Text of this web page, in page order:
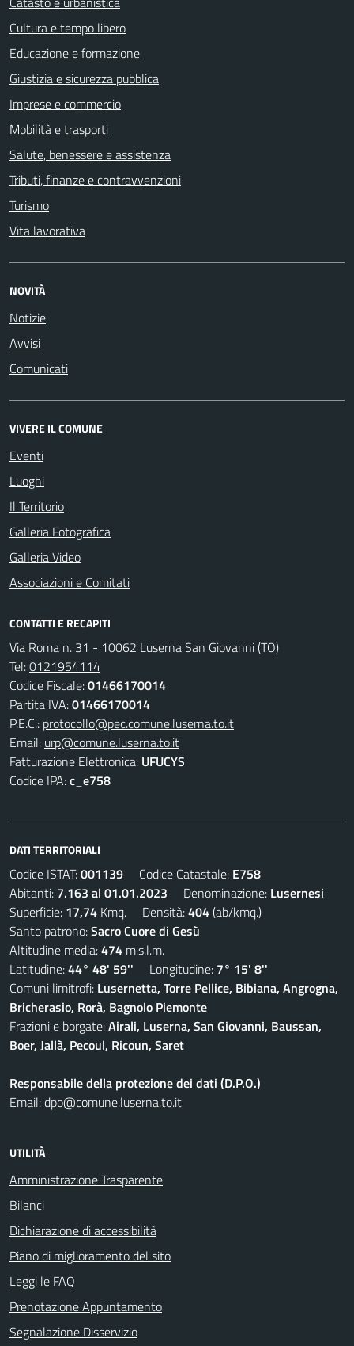
Cultura e tempo libero
Educazione e formazione
Giustizia e sicurezza pubblica
Imprese e commercio
Mobilità e trasporti
Salute, benessere e assistenza
Tributi, finanze e contravvenzioni
Turismo
Vita lavorativa
NOVITÀ
Notizie
Avvisi
Comunicati
VIVERE IL COMUNE
Eventi
Luoghi
Il Territorio
Galleria Fotografica
Galleria Video
Associazioni e Comitati
CONTATTI E RECAPITI
Via Roma n. 31 - 10062 Luserna San Giovanni (TO)
Tel:0121954114
Codice Fiscale:01466170014
Partita IVA:01466170014
P.E.C.: protocollo@pec.comune.luserna.to.it
Email: urp@comune.luserna.to.it
Fatturazione Elettronica: UFUCYS
Codice IPA:c_e758
DATI TERRITORIALI
Codice ISTAT:001139 Codice Catastale: E758
Abitanti: 7.163 al 01.01.2023 Denominazione: Lusernesi
Superficie: 17,74 Kmq. Densità:404(ab/kmq.)
Santo patrono:Sacro Cuore di Gesù
Altitudine media:474 m.s.l.m.
Latitudine:44° 48' 59'' Longitudine: 7° 15' 8''
Comuni limitrofi: Lusernetta, Torre Pellice, Bibiana, Angrogna,
Bricherasio, Rorà, Bagnolo Piemonte
Frazioni e borgate:Airali, Luserna, San Giovanni, Baussan,
Boer, Jallà, Pecoul, Ricoun, Saret
Responsabile della protezione dei dati (D.P.O.)
Email:dpo@comune.luserna.to.it
UTILITÀ
Amministrazione Trasparente
Bilanci
Dichiarazione di accessibilità
Piano di miglioramento del sito
Leggi le FAQ
Prenotazione Appuntamento
Segnalazione Disservizio